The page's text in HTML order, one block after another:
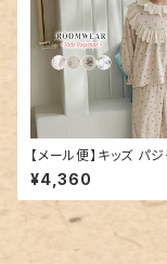
【メール便】キッズ パ
ル 長袖 女の子／
62
¥4,360